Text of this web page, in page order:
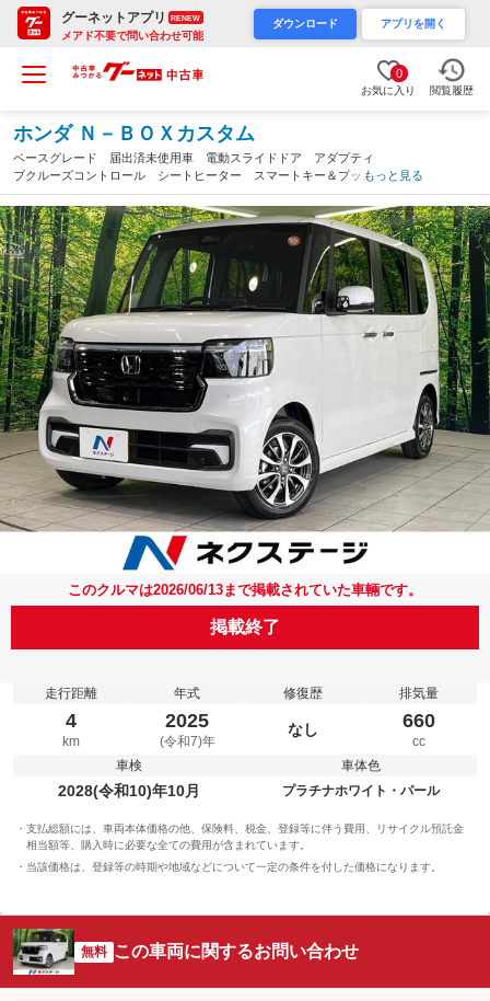
グーネットアプリ RENEW
メアド不要で問い合わせ可能
ダウンロード アプリを開く
0
お気に入り 閲覧履歴
ホンダ Ｎ－ＢＯＸカスタム
ベースグレード 届出済未使用車 電動スライドドア アダプティ
ブクルーズコントロール シートヒーター スマートキー＆プッシ
ュスタート アイドリングストップ 衝突被害軽減装置 純正１４
インチＡＷ オートマチックハイビーム（群馬県）
もっと見る
このクルマは2026/06/13まで掲載されていた車輛です。
掲載終了
走行距離
4
km
年式
2025
(令和7)年
修復歴
なし
排気量
660
cc
車検
2028(令和10)年10月
車体色
プラチナホワイト・パール
支払総額には、車両本体価格の他、保険料、税金、登録等に伴う費用、リサイクル預託金
相当額等、購入時に必要な全ての費用が含まれています。
当該価格は、登録等の時期や地域などについて一定の条件を付した価格になります。
無料 この車両に関するお問い合わせ